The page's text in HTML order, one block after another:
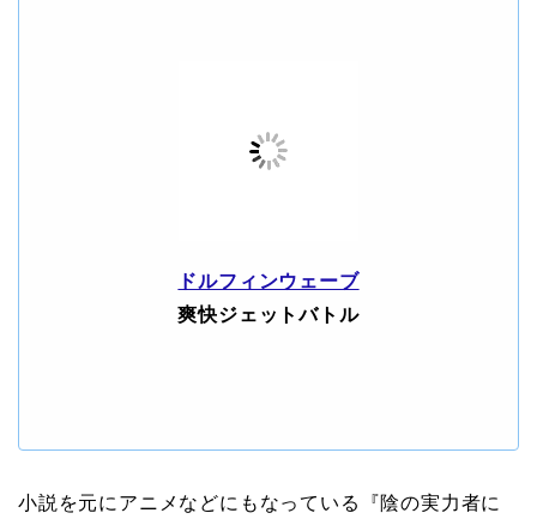
ドルフィンウェーブ
爽快ジェットバトル
小説を元にアニメなどにもなっている『陰の実力者に